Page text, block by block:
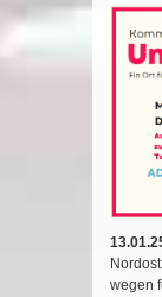
wegen